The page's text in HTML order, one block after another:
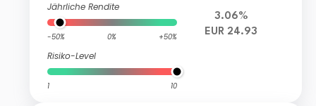
Jährliche Rendite
-50% 0% +50%
Risiko-Level
1 10
3.06%
EUR 24.93